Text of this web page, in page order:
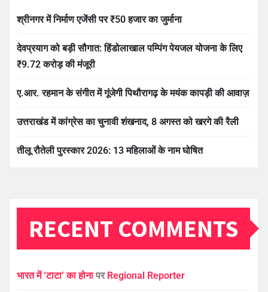
श्रीनगर में निर्माण एजेंसी पर ₹50 हजार का जुर्माना
देवप्रयाग को बड़ी सौगात: हिंडोलाखाल पम्पिंग पेयजल योजना के लिए
₹9.72 करोड़ की मंजूरी
ए.आर. रहमान के संगीत में गूंजेगी पिथौरागढ़ के मयंक कापड़ी की आवाज़
उत्तराखंड में कांग्रेस का चुनावी शंखनाद, 8 अगस्त को खरगे की रैली
तीलू रौतेली पुरस्कार 2026: 13 महिलाओं के नाम घोषित
RECENT COMMENTS
भारत में ‘टाटा’ का होनापर Regional Reporter